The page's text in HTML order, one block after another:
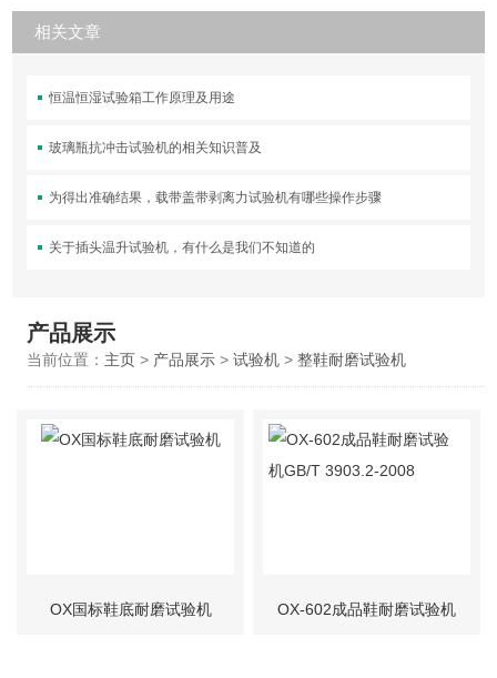
相关文章
恒温恒湿试验箱工作原理及用途
玻璃瓶抗冲击试验机的相关知识普及
为得出准确结果，载带盖带剥离力试验机有哪些操作步骤
关于插头温升试验机，有什么是我们不知道的
产品展示
当前位置： 主页> 产品展示> 试验机> 整鞋耐磨试验机
OX国标鞋底耐磨试验机 OX-602成品鞋耐磨试验机